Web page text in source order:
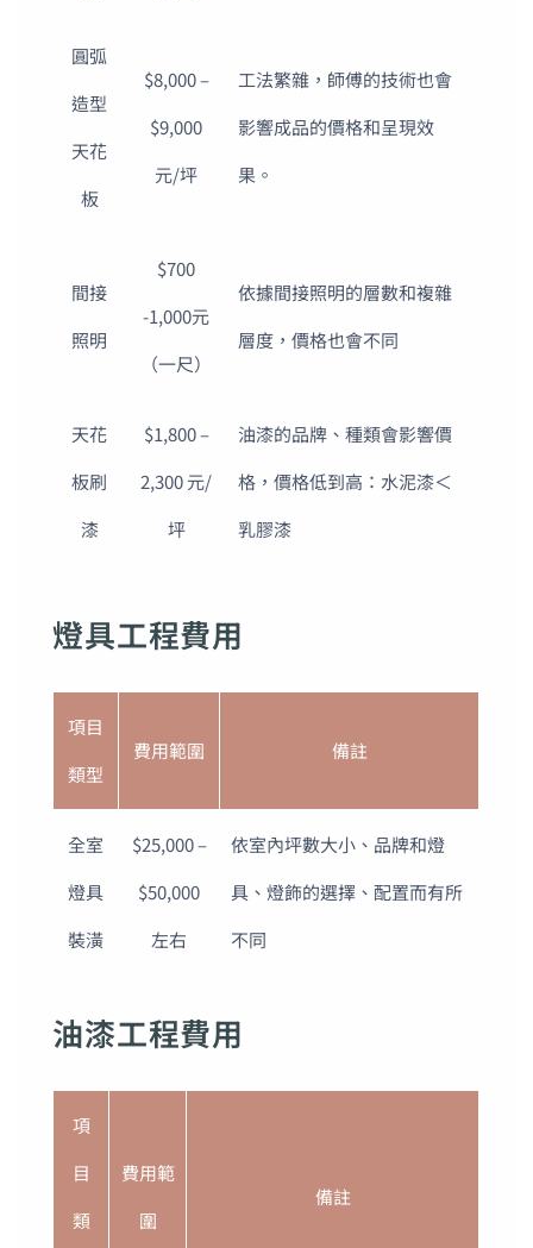
圓弧
造型
天花
板
$8,000 –
$9,000
元/坪
工法繁雜，師傅的技術也會
影響成品的價格和呈現效
果。
間接
照明
$700
-1,000元
（一尺）
依據間接照明的層數和複雜
層度，價格也會不同
天花
板刷
漆
$1,800 –
2,300 元/
坪
油漆的品牌、種類會影響價
格，價格低到高：水泥漆＜
乳膠漆
燈具工程費用
項目
類型
費用範圍 備註
全室
燈具
裝潢
$25,000 –
$50,000
左右
依室內坪數大小、品牌和燈
具、燈飾的選擇、配置而有所
不同
油漆工程費用
項
目
類
費用範
圍
備註